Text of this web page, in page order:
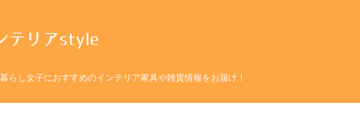
らし女子におすすめのインテリア家具や雑貨情報をお届け！